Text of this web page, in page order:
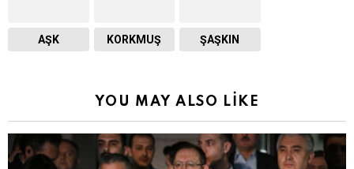
AŞK KORKMUŞ ŞAŞKIN
YOU MAY ALSO LIKE